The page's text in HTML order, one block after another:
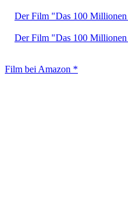
Der Film "Das 100
Der Film "Das 100
Film bei Amazon *